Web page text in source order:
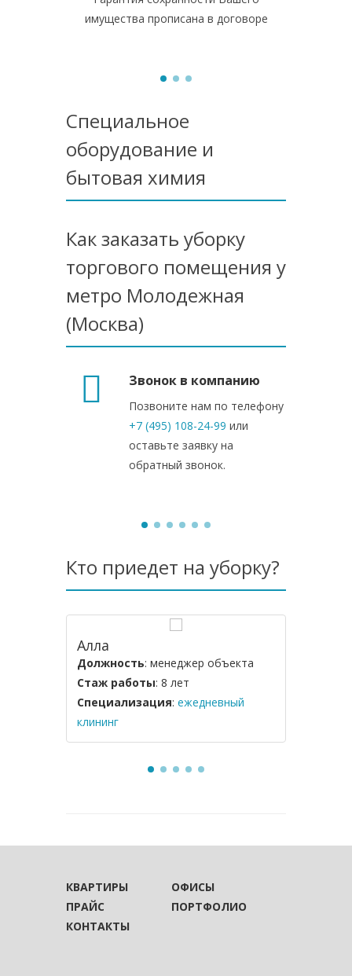
имущества прописана в договоре
Специальное
оборудование и
бытовая химия
Как заказать уборку
торгового помещения у
метро Молодежная
(Москва)
Звонок в компанию
Позвоните нам по телефону
+7 (495) 108-24-99 или
оставьте заявку на
обратный звонок.
Кто приедет на уборку?
Алла
Должность: менеджер объекта
Стаж работы: 8 лет
Специализация: ежедневный
клининг
КВАРТИРЫ
ОФИСЫ
ПРАЙС
ПОРТФОЛИО
КОНТАКТЫ